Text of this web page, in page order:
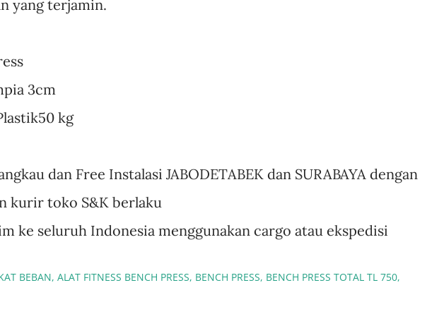
yang terjamin.
3cm
kg
dan Free Instalasi JABODETABEK dan SURABAYA dengan
kurir toko S&K berlaku
ke seluruh Indonesia menggunakan cargo atau ekspedisi
BEBAN ALAT FITNESS BENCH PRESS BENCH PRESS BENCH PRESS TOTAL TL 750